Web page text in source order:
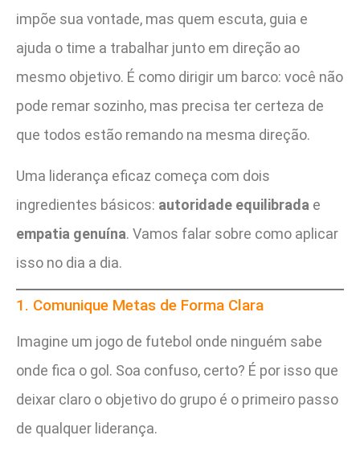
impõe sua vontade, mas quem escuta, guia e
ajuda o time a trabalhar junto em direção ao
mesmo objetivo. É como dirigir um barco: você não
pode remar sozinho, mas precisa ter certeza de
que todos estão remando na mesma direção.
Uma liderança eficaz começa com dois
ingredientes básicos: autoridade equilibrada e
empatia genuína. Vamos falar sobre como aplicar
isso no dia a dia.
1. Comunique Metas de Forma Clara
Imagine um jogo de futebol onde ninguém sabe
onde fica o gol. Soa confuso, certo? É por isso que
deixar claro o objetivo do grupo é o primeiro passo
de qualquer liderança.